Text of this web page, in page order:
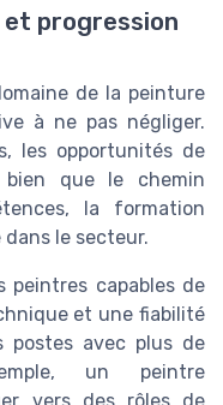
progression
de la peinture
à ne pas négliger.
les opportunités de
bien que le chemin
la formation
le secteur.
peintres capables de
et une fiabilité
postes avec plus de
un peintre